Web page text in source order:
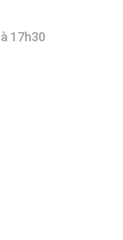
17h30